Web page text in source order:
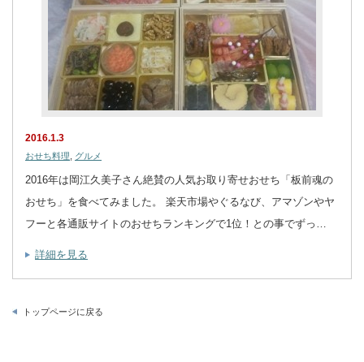
2016.1.3
おせち料理 グルメ
2016年は岡江久美子さん絶賛の人気お取り寄せおせち「板前魂の
おせち」を食べてみました。 楽天市場やぐるなび、アマゾンやヤ
フーと各通販サイトのおせちランキングで1位！との事でずっ…
詳細を見る
トップページに戻る